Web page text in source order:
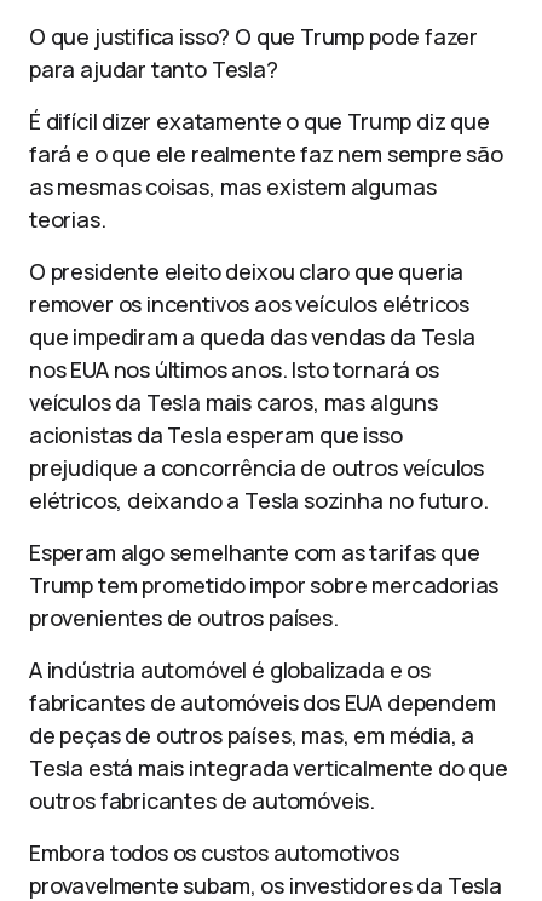
O que justifica isso? O que Trump pode fazer
para ajudar tanto Tesla?
É difícil dizer exatamente o que Trump diz que
fará e o que ele realmente faz nem sempre são
as mesmas coisas, mas existem algumas
teorias.
O presidente eleito deixou claro que queria
remover os incentivos aos veículos elétricos
que impediram a queda das vendas da Tesla
nos EUA nos últimos anos. Isto tornará os
veículos da Tesla mais caros, mas alguns
acionistas da Tesla esperam que isso
prejudique a concorrência de outros veículos
elétricos, deixando a Tesla sozinha no futuro.
Esperam algo semelhante com as tarifas que
Trump tem prometido impor sobre mercadorias
provenientes de outros países.
A indústria automóvel é globalizada e os
fabricantes de automóveis dos EUA dependem
de peças de outros países, mas, em média, a
Tesla está mais integrada verticalmente do que
outros fabricantes de automóveis.
Embora todos os custos automotivos
provavelmente subam, os investidores da Tesla